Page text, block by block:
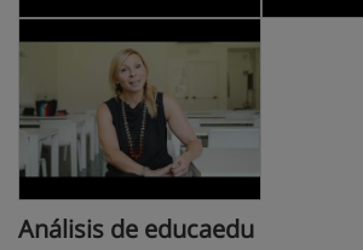
Análisis de educaedu